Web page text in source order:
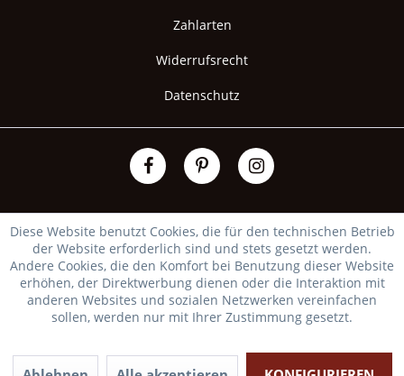
Zahlarten
Widerrufsrecht
Datenschutz
Diese Website benutzt Cookies, die für den technischen Betrieb
der Website erforderlich sind und stets gesetzt werden.
Andere Cookies, die den Komfort bei Benutzung dieser Website
erhöhen, der Direktwerbung dienen oder die Interaktion mit
anderen Websites und sozialen Netzwerken vereinfachen
sollen, werden nur mit Ihrer Zustimmung gesetzt.